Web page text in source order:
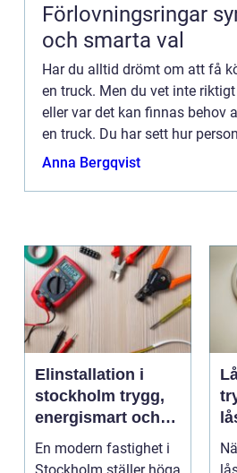
Förlovningsringar symbol, stil
och smarta val
Har du alltid drömt om att få
en truck. Men du vet inte
eller var det kan finnas behov
en truck. Du har sett hur
matvarubutikerna kommer
Anna Bergqvist
Elinstallation i
stockholm trygg,
energismart och
framtidssäker el i
fastigheten
En modern fastighet i
Stockholm ställer höga